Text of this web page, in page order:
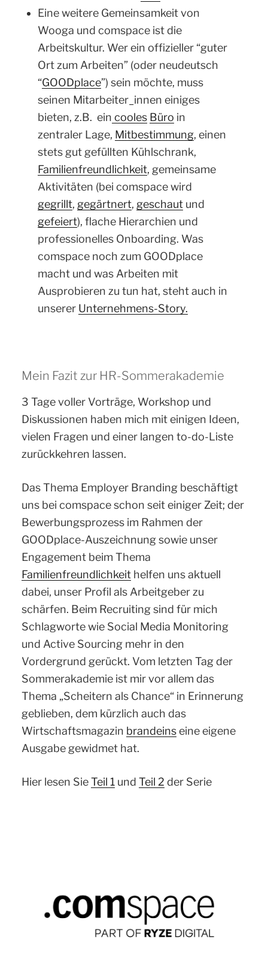
Eine weitere Gemeinsamkeit von
Wooga und comspace ist die
Arbeitskultur. Wer ein offizieller “guter
Ort zum Arbeiten” (oder neudeutsch
“GOODplace”) sein möchte, muss
seinen Mitarbeiter_innen einiges
bieten, z.B. ein cooles Büro in
zentraler Lage, Mitbestimmung, einen
stets gut gefüllten Kühlschrank,
Familienfreundlichkeit, gemeinsame
Aktivitäten (bei comspace wird
gegrillt, gegärtnert, geschaut und
gefeiert), flache Hierarchien und
professionelles Onboarding. Was
comspace noch zum GOODplace
macht und was Arbeiten mit
Ausprobieren zu tun hat, steht auch in
unserer Unternehmens-Story.
Mein Fazit zur HR-Sommerakademie
3 Tage voller Vorträge, Workshop und
Diskussionen haben mich mit einigen Ideen,
vielen Fragen und einer langen to-do-Liste
zurückkehren lassen.
Das Thema Employer Branding beschäftigt
uns bei comspace schon seit einiger Zeit; der
Bewerbungsprozess im Rahmen der
GOODplace-Auszeichnung sowie unser
Engagement beim Thema
Familienfreundlichkeit helfen uns aktuell
dabei, unser Profil als Arbeitgeber zu
schärfen. Beim Recruiting sind für mich
Schlagworte wie Social Media Monitoring
und Active Sourcing mehr in den
Vordergrund gerückt. Vom letzten Tag der
Sommerakademie ist mir vor allem das
Thema „Scheitern als Chance“ in Erinnerung
geblieben, dem kürzlich auch das
Wirtschaftsmagazin brandeinseine eigene
Ausgabe gewidmet hat.
Hier lesen SieTeil 1 und Teil 2 der Serie